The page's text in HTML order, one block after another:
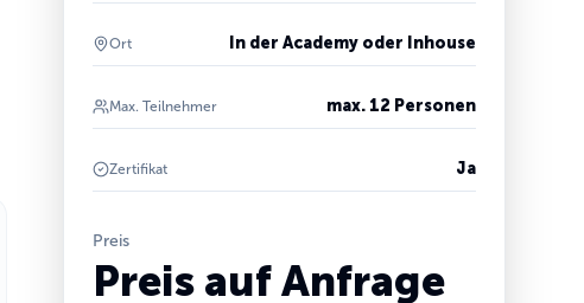
Ort In der Academy oder Inhouse
Max. Teilnehmer max. 12 Personen
Zertifikat Ja
Preis
Preis auf Anfrage